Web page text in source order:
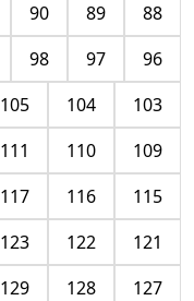
88
89
90
96
97
98
103
104
105
109
110
111
115
116
117
121
122
123
127
128
129